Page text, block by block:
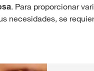
. Para proporcionar
necesidades, se